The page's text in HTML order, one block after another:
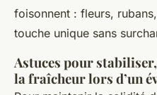
foisonnent : fleurs,
touche unique sans
Astuces pour
la fraîcheur lors d’un